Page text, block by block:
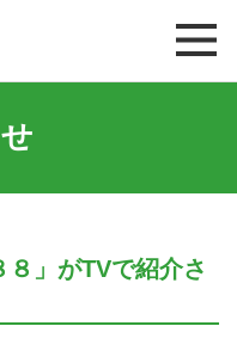
医薬品
化粧品
」がTVで紹介さ